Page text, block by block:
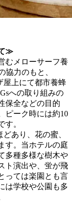
≫
むメローサーフ養
協力のもと、
屋上にて都市養蜂
への取り組みの
保全などの目的
ピーク時には約10
す。
あり、花の蜜、
す。当ホテルの庭
多種多様な樹木や
ト演出や、蛍が飛
っては楽園とも言
は学校や公園も多